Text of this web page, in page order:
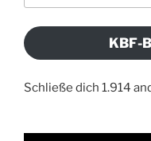
KBF-
Schließe dich 1.914